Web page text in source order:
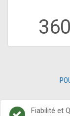
Fiabilité et